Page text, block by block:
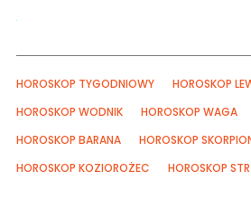
HOROSKOP TYGODNIOWY HOROSKOP
HOROSKOP WODNIK
HOROSKOP WAGA
HOROSKOP BARANA
HOROSKOP
HOROSKOP KOZIOROŻEC
HOROSKOP